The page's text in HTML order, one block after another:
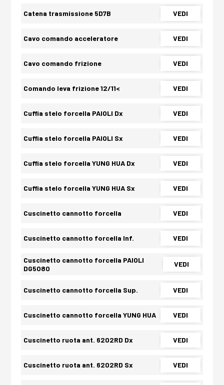
Catena trasmissione 5D7B VEDI
Cavo comando acceleratore VEDI
Cavo comando frizione VEDI
Comando leva frizione 12/11< VEDI
Cuffia stelo forcella PAIOLI Dx VEDI
Cuffia stelo forcella PAIOLI Sx VEDI
Cuffia stelo forcella YUNG HUA Dx VEDI
Cuffia stelo forcella YUNG HUA Sx VEDI
Cuscinetto cannotto forcella VEDI
Cuscinetto cannotto forcella Inf. VEDI
Cuscinetto cannotto forcella PAIOLI
DG5080
VEDI
Cuscinetto cannotto forcella Sup. VEDI
Cuscinetto cannotto forcella YUNG HUA VEDI
Cuscinetto ruota ant. 6202RD Dx VEDI
Cuscinetto ruota ant. 6202RD Sx VEDI